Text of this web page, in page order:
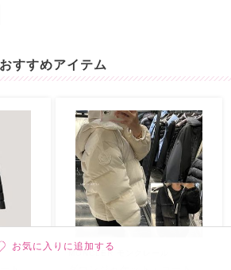
お気に入りに追加する
おすすめアイテム
MONCLER モンクレール